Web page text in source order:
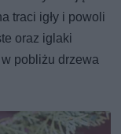
traci igły i powoli
oraz iglaki
pobliżu drzewa